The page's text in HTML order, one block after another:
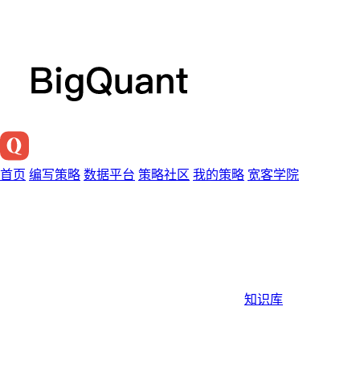
首页 编写策略 数据平台 策略社区 我的策略 宽客学院
知识库